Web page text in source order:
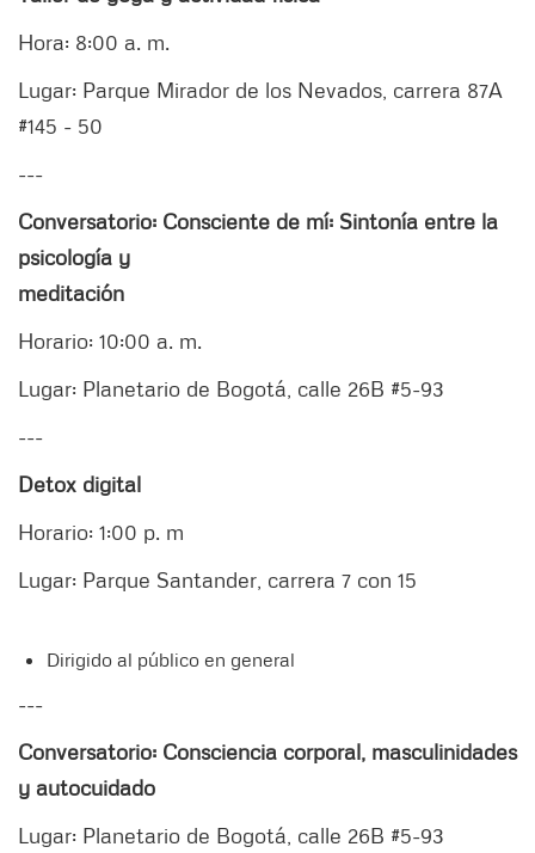
Hora: 8:00 a. m.
Lugar: Parque Mirador de los Nevados, carrera 87A
#145 - 50
---
Conversatorio: Consciente de mí: Sintonía entre la
psicología y
meditación
Horario: 10:00 a. m.
Lugar: Planetario de Bogotá, calle 26B #5-93
---
Detox digital
Horario: 1:00 p. m
Lugar: Parque Santander, carrera 7 con 15
Dirigido al público en general
---
Conversatorio: Consciencia corporal, masculinidades
y autocuidado
Lugar: Planetario de Bogotá, calle 26B #5-93